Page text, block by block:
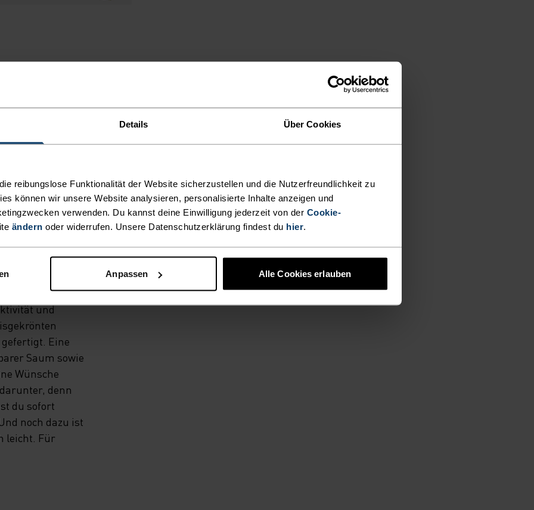
Details Über Cookies
reibungslose Funktionalität der Website sicherzustellen und die Nutzerfreundlichkeit zu
können wir unsere Website analysieren, personalisierte Inhalte anzeigen und
verwenden. Du kannst deine Einwilligung jederzeit von der Cookie-
ändern oder widerrufen. Unsere Datenschutzerklärung findest du hier.
Anpassen Alle Cookies erlauben
BEI
Die
und
Eine
Saum sowie
Wünsche
denn
du sofort
noch dazu ist
leicht. Für